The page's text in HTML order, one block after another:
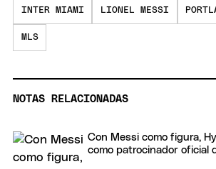
INTER MIAMI LIONEL MESSI
MLS
NOTAS RELACIONADAS
Con Messi como figura,
como patrocinador oficial